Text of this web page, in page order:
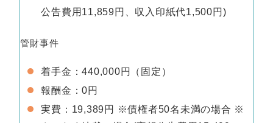
公告費用11,859円、収入印紙代1,500円)
管財事件
着手金：440,000円（固定）
報酬金：0円
実費：19,389円 ※債権者50名未満の場合 ※